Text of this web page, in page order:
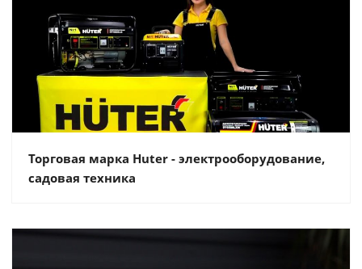
Торговая марка Huter - электрооборудование,
садовая техника